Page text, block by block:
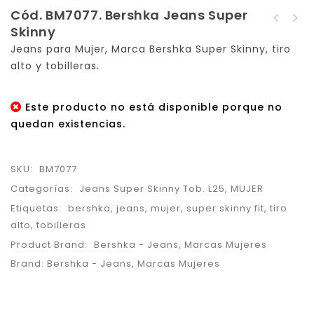
Cód. BM7077. Bershka Jeans Super
Skinny
Jeans para Mujer, Marca Bershka Super Skinny, tiro
alto y tobilleras.
Este producto no está disponible porque no
quedan existencias.
SKU: BM7077
Categorías:
Jeans Super Skinny Tob. L25, MUJER
Etiquetas: bershka, jeans, mujer, super skinny fit, tiro
alto, tobilleras
Product Brand: Bershka - Jeans, Marcas Mujeres
Brand: Bershka - Jeans, Marcas Mujeres